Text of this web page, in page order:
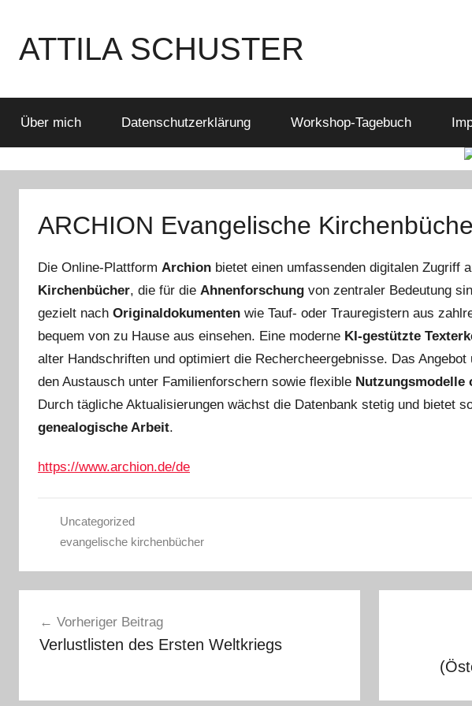
springen
ATTILA SCHUSTER
bleibt
spannend
Über mich Datenschutzerklärung Workshop-Tagebuch
ARCHION Evangelische
Die Online-Plattform Archion bietet einen umfassenden digitalen Zugriff
Kirchenbücher, die für die Ahnenforschung von zentraler Bedeutung
gezielt nach Originaldokumenten wie Tauf- oder Trauregistern aus
bequem von zu Hause aus einsehen. Eine moderne KI-gestützte
alter Handschriften und optimiert die Rechercheergebnisse. Das
den Austausch unter Familienforschern sowie flexible Nutzungsmodelle
Durch tägliche Aktualisierungen wächst die Datenbank stetig und bietet
genealogische Arbeit.
https://www.archion.de/de
Uncategorized
evangelische kirchenbücher
Vorheriger Beitrag
Verlustlisten des Ersten Weltkriegs